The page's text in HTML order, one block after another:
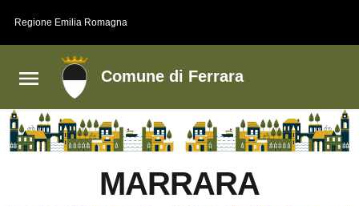
Vai al contenuto principale
Vai al footer
Regione Emilia Romagna
Comune di Ferrara
MARRARA